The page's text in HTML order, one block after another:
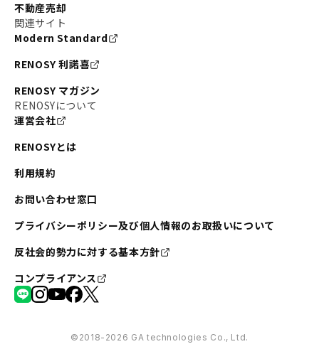
不動産売却
関連サイト
Modern Standard
RENOSY 利諾喜
RENOSY マガジン
RENOSYについて
運営会社
RENOSYとは
利用規約
お問い合わせ窓口
プライバシーポリシー及び個人情報のお取扱いについて
反社会的勢力に対する基本方針
コンプライアンス
©︎2018-2026 GA technologies Co., Ltd.